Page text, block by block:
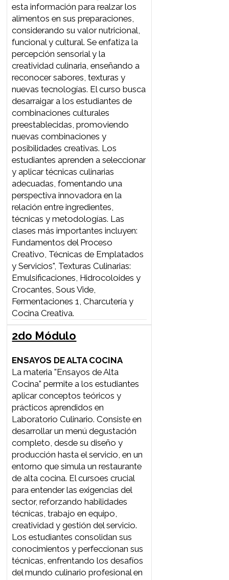
1er Módulo
2do Módulo
1er Módulo
LABORATORIO CULINARIO
La materia "Laboratorio Culinario"
ofrece a los estudiantes un
conocimiento integral sobre
técnicas modernas de alta cocina
y las características de las materias
primas. El objetivo es gestionar
esta información para realzar los
alimentos en sus preparaciones,
considerando su valor nutricional,
percepción sensorial y la
creatividad culinaria, enseñando a
reconocer sabores, texturas y
nuevas tecnologías. El curso busca
desarraigar a los estudiantes de
combinaciones culturales
preestablecidas, promoviendo
nuevas combinaciones y
posibilidades creativas. Los
estudiantes aprenden a seleccionar
y aplicar técnicas culinarias
adecuadas, fomentando una
perspectiva innovadora en la
relación entre ingredientes,
técnicas y metodologías. Las
clases más importantes incluyen:
Fundamentos del Proceso